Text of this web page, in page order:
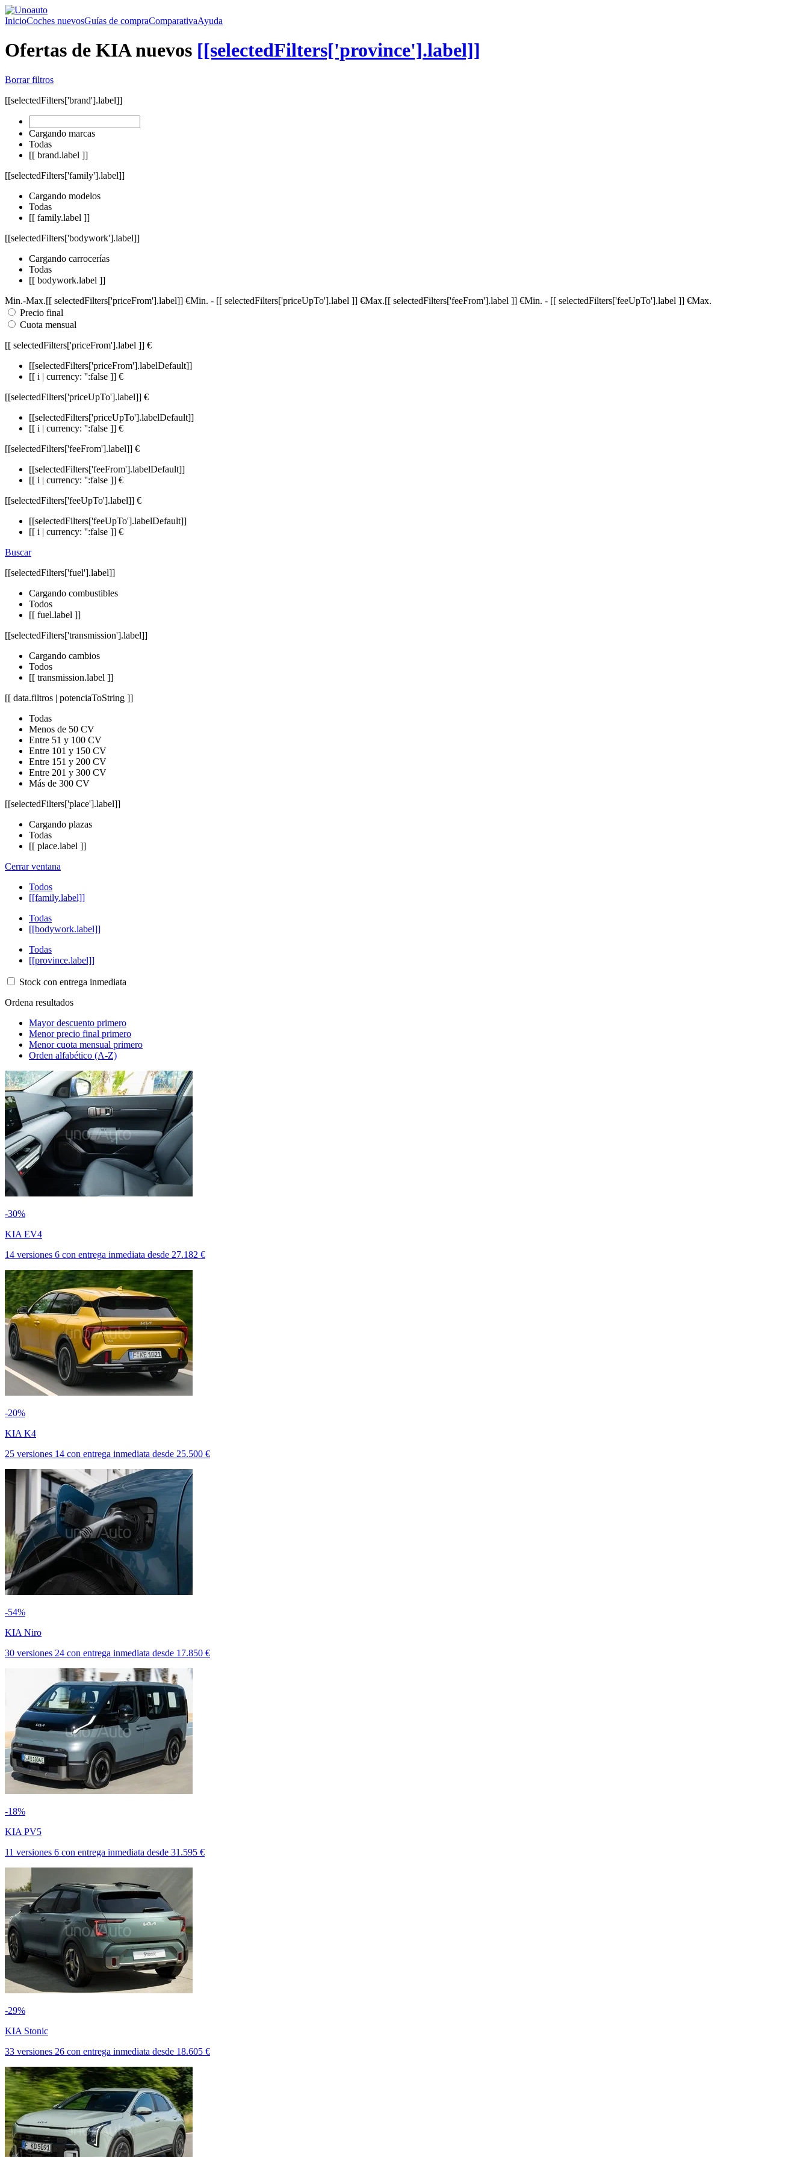
InicioCoches nuevosGuías de compraComparativaAyuda
Ofertas de KIA nuevos [[selectedFilters['province'].label]]
Borrar filtros
[[selectedFilters['brand'].label]]
Cargando marcas
Todas
[[ brand.label ]]
[[selectedFilters['family'].label]]
Cargando modelos
Todas
[[ family.label ]]
[[selectedFilters['bodywork'].label]]
Cargando carrocerías
Todas
[[ bodywork.label ]]
Min.-Max.[[ selectedFilters['priceFrom'].label]] €Min. - [[ selectedFilters['priceUpTo'].label ]] €Max.[[ selectedFilters['feeFrom'].label ]] €Min. - [[ selectedFilters['feeUpTo'].label ]] €Max.
Precio final
Cuota mensual
[[ selectedFilters['priceFrom'].label ]] €
[[selectedFilters['priceFrom'].labelDefault]]
[[ i | currency: '':false ]] €
[[selectedFilters['priceUpTo'].label]] €
[[selectedFilters['priceUpTo'].labelDefault]]
[[ i | currency: '':false ]] €
[[selectedFilters['feeFrom'].label]] €
[[selectedFilters['feeFrom'].labelDefault]]
[[ i | currency: '':false ]] €
[[selectedFilters['feeUpTo'].label]] €
[[selectedFilters['feeUpTo'].labelDefault]]
[[ i | currency: '':false ]] €
Buscar
[[selectedFilters['fuel'].label]]
Cargando combustibles
Todos
[[ fuel.label ]]
[[selectedFilters['transmission'].label]]
Cargando cambios
Todos
[[ transmission.label ]]
[[ data.filtros | potenciaToString ]]
Todas
Menos de 50 CV
Entre 51 y 100 CV
Entre 101 y 150 CV
Entre 151 y 200 CV
Entre 201 y 300 CV
Más de 300 CV
[[selectedFilters['place'].label]]
Cargando plazas
Todas
[[ place.label ]]
Cerrar ventana
Todos
[[family.label]]
Todas
[[bodywork.label]]
Todas
[[province.label]]
Stock con entrega inmediata
Ordena resultados
Mayor descuento primero
Menor precio final primero
Menor cuota mensual primero
Orden alfabético (A-Z)
-30%
KIA EV4
14 versiones 6 con entrega inmediata desde 27.182 €
-20%
KIA K4
25 versiones 14 con entrega inmediata desde 25.500 €
-54%
KIA Niro
30 versiones 24 con entrega inmediata desde 17.850 €
-18%
KIA PV5
11 versiones 6 con entrega inmediata desde 31.595 €
-29%
KIA Stonic
33 versiones 26 con entrega inmediata desde 18.605 €